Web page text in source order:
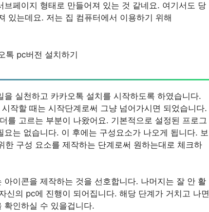
페이지 형태로 만들어져 있는 것 같네요. 여기서도 당
있는데요. 저는 집 컴퓨터에서 이용하기 위해
톡 pc버전 설치하기
실천하고 카카오톡 설치를 시작하도록 하였습니다.
작할 때는 시작단계로써 그냥 넘어가시면 되었습니다.
를 고르는 부분이 나왔어요. 기본적으로 설정된 프로그
는 없습니다. 이 후에는 구성요소가 나오게 됩니다. 보
구성 요소를 제작하는 단계로써 원하는대로 체크하
이콘을 제작하는 것을 선호합니다. 나머지는 잘 안 활
신의 pc에 진행이 되어집니다. 해당 단계가 거치고 나면
확인하실 수 있을겁니다.